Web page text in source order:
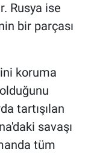
Rusya ise
bir parçası
koruma
tartışılan
savaşı
tüm